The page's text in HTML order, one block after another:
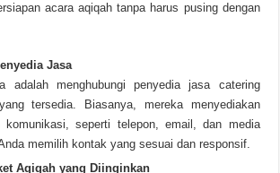
acara aqiqah tanpa harus pusing dengan
Jasa
adalah menghubungi penyedia jasa catering
tersedia. Biasanya, mereka menyediakan
komunikasi, seperti telepon, email, dan media
memilih kontak yang sesuai dan responsif.
Aqiqah yang Diinginkan